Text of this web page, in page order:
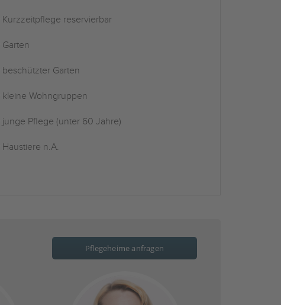
Kurzzeitpflege reservierbar
Garten
beschützter Garten
kleine Wohngruppen
junge Pflege (unter 60 Jahre)
Haustiere n.A.
Pflegeheime anfragen